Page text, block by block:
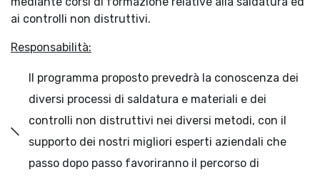
ai controlli non distruttivi.
Responsabilità:
Il programma proposto prevedrà la conoscenza dei
diversi processi di saldatura e materiali e dei
controlli non distruttivi nei diversi metodi, con il
supporto dei nostri migliori esperti aziendali che
passo dopo passo favoriranno il percorso di